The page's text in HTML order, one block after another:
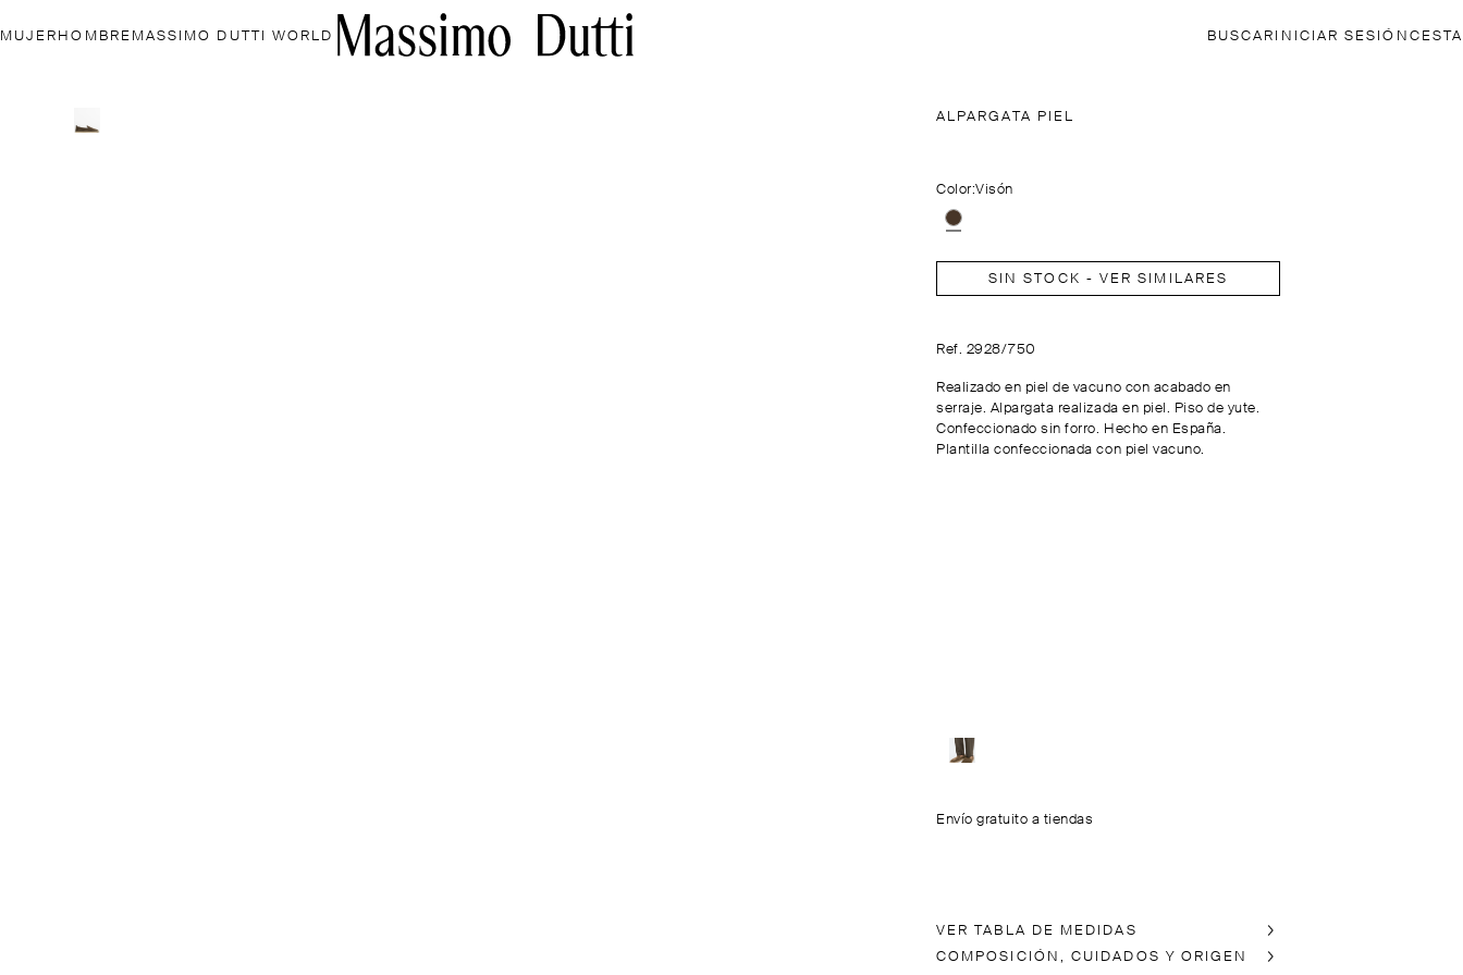
MUJER HOMBRE MASSIMO DUTTI WORLD BUSCAR INICIAR SESIÓN CESTA
ALPARGATA PIEL
Color:Visón
SIN STOCK - VER SIMILARES
Ref. 2928/750
Realizado en piel de vacuno con acabado en
serraje. Alpargata realizada en piel. Piso de yute.
Confeccionado sin forro. Hecho en España.
Plantilla confeccionada con piel vacuno.
Envío gratuito a tiendas
VER TABLA DE MEDIDAS
COMPOSICIÓN, CUIDADOS Y ORIGEN